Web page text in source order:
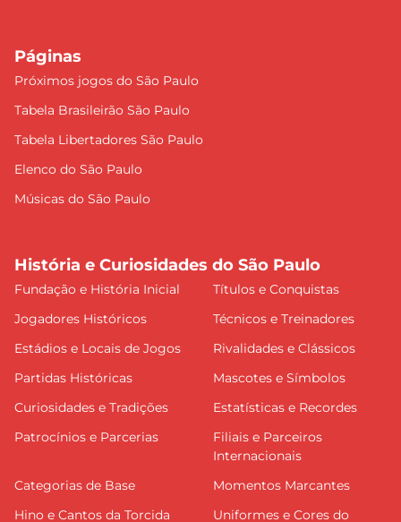
Páginas
Próximos jogos do São Paulo
Tabela Brasileirão São Paulo
Tabela Libertadores São Paulo
Elenco do São Paulo
Músicas do São Paulo
História e Curiosidades do São Paulo
Fundação e História Inicial
Títulos e Conquistas
Jogadores Históricos
Técnicos e Treinadores
Estádios e Locais de Jogos
Rivalidades e Clássicos
Partidas Históricas
Mascotes e Símbolos
Curiosidades e Tradições
Estatísticas e Recordes
Patrocínios e Parcerias
Filiais e Parceiros
Internacionais
Categorias de Base
Momentos Marcantes
Hino e Cantos da Torcida
Uniformes e Cores do